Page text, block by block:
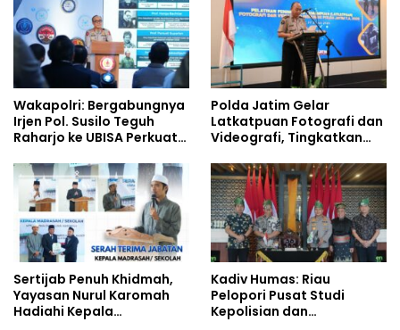
Wakapolri: Bergabungnya
Irjen Pol. Susilo Teguh
Raharjo ke UBISA Perkuat
Studi Kepolisian
Polda Jatim Gelar
Latkatpuan Fotografi dan
Videografi, Tingkatkan
Era Digital
Sertijab Penuh Khidmah,
Yayasan Nurul Karomah
Hadiahi Kepala
Kadiv Humas: Riau
Pelopori Pusat Studi
Kepolisian dan